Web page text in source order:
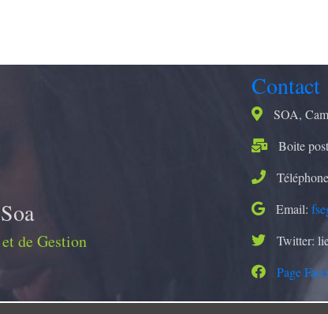
de Gestion
Contact
SOA,
Boite
Email:
Twitter:
Page